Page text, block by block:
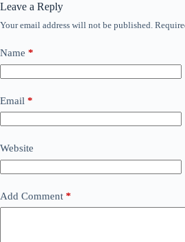
Leave a Reply
Your email address will not be published.
Name *
Email *
Website
Add Comment *